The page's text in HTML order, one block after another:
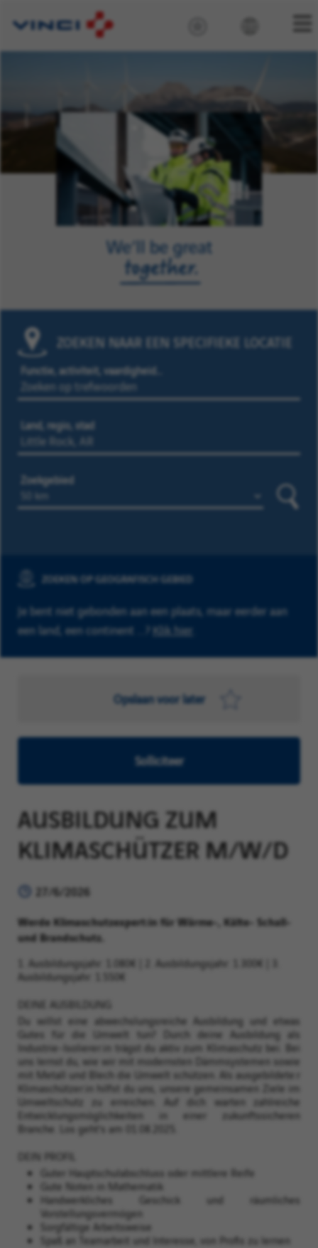
ZOEKEN NAAR EEN SPECIFIEKE LOCATIE
Functie, activiteit, vaardigheid…
Land, regio, stad
Zoekgebied
ZOEKEN OP GEOGRAFISCH GEBIED
Je bent niet gebonden aan een plaats, maar eerder aan
een land, een continent ...? Klik hier
Opslaan voor later
Solliciteer
AUSBILDUNG ZUM
KLIMASCHÜTZER M/W/D
27/6/2026
Werde Klimaschutzexpert:in für Wärme-, Kälte- Schall-
und Brandschutz.
1. Ausbildungsjahr: 1.080€ | 2. Ausbildungsjahr: 1.300€ | 3.
Ausbildungsjahr: 1.550€
DEINE AUSBILDUNG
Du willst eine abwechslungsreiche Ausbildung und etwas
Gutes für die Umwelt tun? Durch deine Ausbildung als
Industrie-Isolierer:in trägst du aktiv zum Klimaschutz bei. Bei
uns lernst du, wie wir mit modernsten Dämmsystemen sowie
mit Metall und Blech die Umwelt schützen. Als ausgebildete:r
Klimaschützer:in hilfst du uns, unsere gemeinsamen Ziele im
Umweltschutz zu erreichen. Auf dich warten zahlreiche
Entwicklungsmöglichkeiten in einer zukunftssicheren
Branche. Los geht’s am 01.08.2025.
DEIN PROFIL
Guter Hauptschulabschluss oder mittlere Reife
Gute Noten in Mathematik
Handwerkliches Geschick und räumliches
Vorstellungsvermögen
Sorgfältige Arbeitsweise
Spaß an Teamarbeit und Interesse, von Profis zu lernen